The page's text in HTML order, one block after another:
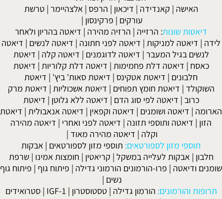
האישה | קאנדידה | דיכאון | הרפס | אלצהיימר |טרשת
עורקים | פרקינסון |
דיאטות שונות: הרזייה | הרזיה מהירה | דיאטה בהריון ולאחר
לידה | דיאטה למניקות | דיאטה לפני חתונה | דיאטה לנשים | דיאטה
לנשים בגיל המעבר | דיאטה לדוגמנים | דיאטה קלה | דיאטת
כאסח | דיאטה דלת פחמימות | דיאטה דלת קלוריות | דיאטת
חלבונים | דיאטת אטקינס | דיאטת סאות' ביץ' | דיאטת
השוקולד | דיאטת חומץ תפוחים | דיאטת אשכוליות | דיאטת מרק
כרוב | דיאטה לפי סוג הדם | דיאטה ללא גלוטן | דיאטת
הארומה | דיאטה ושומנים | דיאטה וקפאין | דיאטה אנאבולית | דיאטת
הזון | דיאטה ותוספי תזונה | דיאטה לפני ואחרי | דיאטה מהירה
וקלה | דיאטה מהירה מאוד |
תוספי מזון לספורטאים: תוספי מזון לספורטאים | אבקות
חלבון | אבקות לעלייה במשקל | קריאטין | חומצות אמינו |שרפת
שומנים ודיאטה | פרו-הורמונים הורמוני גדילה | פיתוח גוף | פיתוח גוף
נשים |
תרופות והורמונים: הורמון גדילה |טסטוסטרון |
IGF-1
|סטרואידים